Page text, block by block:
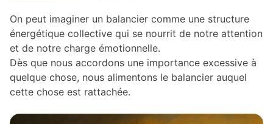
On peut imaginer un balancier comme une structure
énergétique collective qui se nourrit de notre attention
et de notre charge émotionnelle.
Dès que nous accordons une importance excessive à
quelque chose, nous alimentons le balancier auquel
cette chose est rattachée.